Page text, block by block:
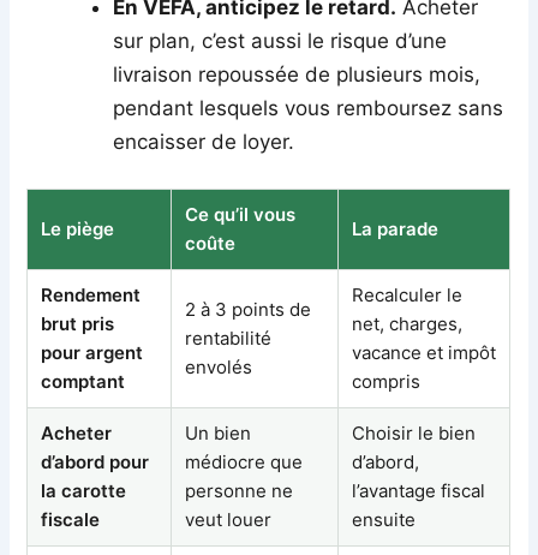
En VEFA, anticipez le retard. Acheter
sur plan, c’est aussi le risque d’une
livraison repoussée de plusieurs mois,
pendant lesquels vous remboursez sans
encaisser de loyer.
Le piège
Ce qu’il vous
coûte
La parade
Rendement
brut pris
pour argent
comptant
2 à 3 points de
rentabilité
envolés
Recalculer le
net, charges,
vacance et impôt
compris
Acheter
d’abord pour
la carotte
fiscale
Un bien
médiocre que
personne ne
veut louer
Choisir le bien
d’abord,
l’avantage fiscal
ensuite